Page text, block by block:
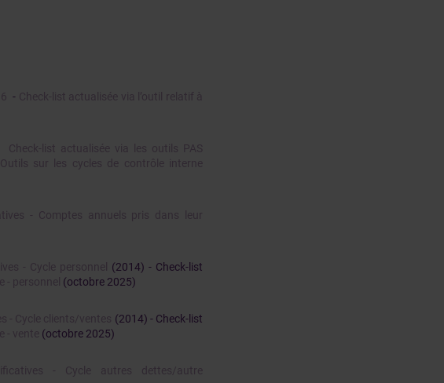
- Check-list actualisée via l’outil relatif à
Check-list actualisée via les outils PAS
Outils sur les cycles de contrôle interne
- Comptes annuels pris dans leur
- Cycle personnel
(2014) - Check-list
- personnel (octobre 2025)
- Cycle clients/ventes (2014) - Check-list
- vente (octobre 2025)
- Cycle autres dettes/autre